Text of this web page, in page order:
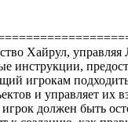
Хайрул,
инструкции,
игрокам
и управляет
должен быть